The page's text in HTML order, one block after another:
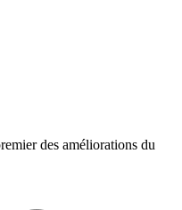
des améliorations du